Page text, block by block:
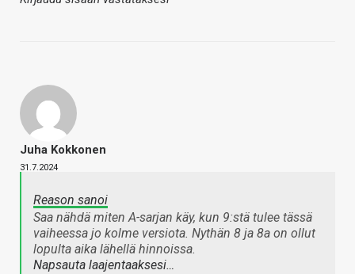
Juha Kokkonen
31.7.2024
Reason sanoi
Saa nähdä miten A-sarjan käy, kun 9:stä tulee tässä
vaiheessa jo kolme versiota. Nythän 8 ja 8a on ollut
lopulta aika lähellä hinnoissa.
Napsauta laajentaaksesi…